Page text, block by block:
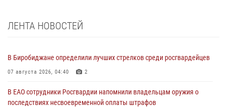
ЛЕНТА НОВОСТЕЙ
В Биробиджане определили лучших стрелков среди росгвардейцев
07 августа 2026, 04:40 2
В ЕАО сотрудники Росгвардии напомнили владельцам оружия о
последствиях несвоевременной оплаты штрафов